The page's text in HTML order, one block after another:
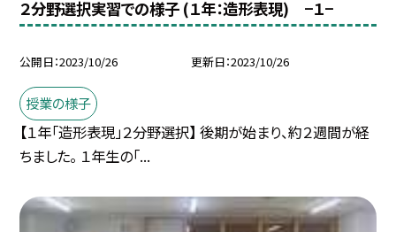
２分野選択実習での様子 (１年：造形表現) −１−
公開日 2023/10/26 更新日 2023/10/26
授業の様子
【１年「造形表現」２分野選択】 後期が始まり、約２週間が経
ちました。 １年生の「...